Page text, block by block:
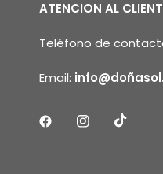
ATENCION AL
Teléfono de
Email: